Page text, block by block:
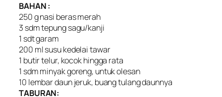
BAHAN :
250 g nasi beras merah
3 sdm tepung sagu/kanji
1 sdt garam
200 ml susu kedelai tawar
1 butir telur, kocok hingga rata
1 sdm minyak goreng, untuk olesan
10 lembar daun jeruk, buang tulang daunnya
TABURAN: